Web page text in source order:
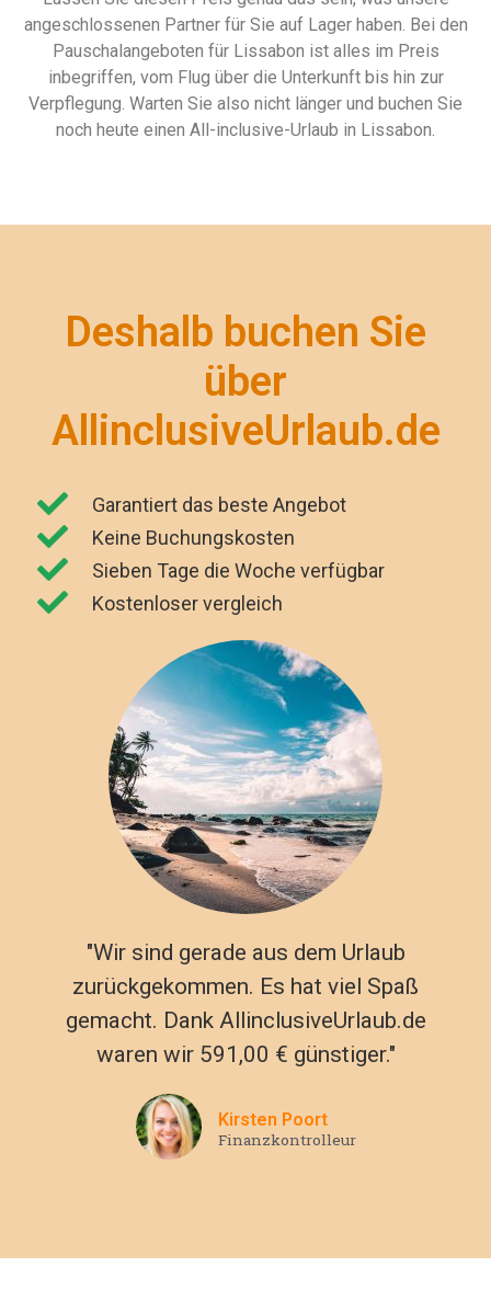
angeschlossenen Partner für Sie auf Lager haben. Bei den
Pauschalangeboten für Lissabon ist alles im Preis
inbegriffen, vom Flug über die Unterkunft bis hin zur
Verpflegung. Warten Sie also nicht länger und buchen Sie
noch heute einen All-inclusive-Urlaub in Lissabon.
Deshalb buchen Sie
über
AllinclusiveUrlaub.de
Garantiert das beste Angebot
Keine Buchungskosten
Sieben Tage die Woche verfügbar
Kostenloser vergleich
"Wir sind gerade aus dem Urlaub
zurückgekommen. Es hat viel Spaß
gemacht. Dank AllinclusiveUrlaub.de
waren wir 591,00 € günstiger."
Kirsten Poort
Finanzkontrolleur